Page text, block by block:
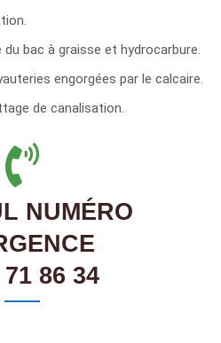
bac à graisse et hydrocarbure.
engorgées par le calcaire.
de canalisation.
NUMÉRO
71 86 34